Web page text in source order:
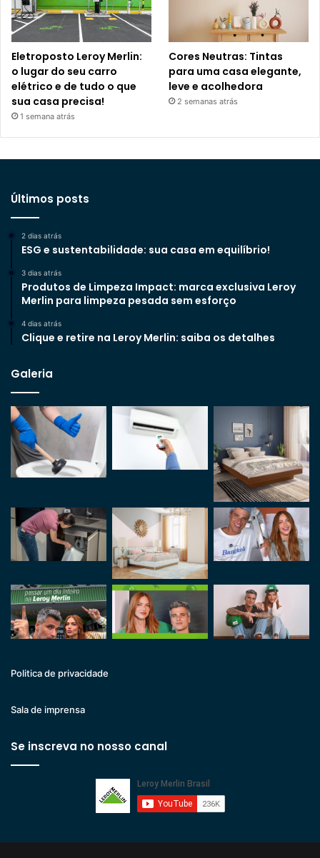
Eletroposto Leroy Merlin:
o lugar do seu carro
elétrico e de tudo o que
sua casa precisa!
1 semana atrás
Cores Neutras: Tintas
para uma casa elegante,
leve e acolhedora
2 semanas atrás
Últimos posts
2 dias atrás
ESG e sustentabilidade: sua casa em equilíbrio!
3 dias atrás
Produtos de Limpeza Impact: marca exclusiva Leroy
Merlin para limpeza pesada sem esforço
4 dias atrás
Clique e retire na Leroy Merlin: saiba os detalhes
Galeria
Politica de privacidade
Sala de imprensa
Se inscreva no nosso canal